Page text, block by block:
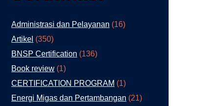
Administrasi dan Pelayanan (16)
Artikel (350)
BNSP Certification (136)
Book review (1)
CERTIFICATION PROGRAM (1)
Energi Migas dan Pertambangan (21)